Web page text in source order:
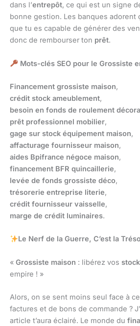
dans l’entrepôt, ce qui est un signe
bonne gestion. Les banques adorent
que tu es capable de générer des
donc de rembourser ton prêt.
Mots-clés SEO pour le Grossiste
Financement grossiste maison,
crédit stock ameublement,
besoin en fonds de roulement
prêt professionnel mobilier,
gage sur stock équipement maison,
affacturage fournisseur maison,
aides Bpifrance négoce maison,
financement BFR quincaillerie,
levée de fonds grossiste déco,
trésorerie entreprise literie,
crédit fournisseur vaisselle,
marge de crédit luminaires.
Le Nerf de la Guerre, C’est la
« Grossiste maison : libérez vos
empire ! »
Alors, on se sent moins seul face à
factures et de bons de commande ?
article t’aura éclairé. Le monde du